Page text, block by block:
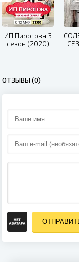
ИП Пирогова 3
сезон (2020)
ОТЗЫВЫ (0)